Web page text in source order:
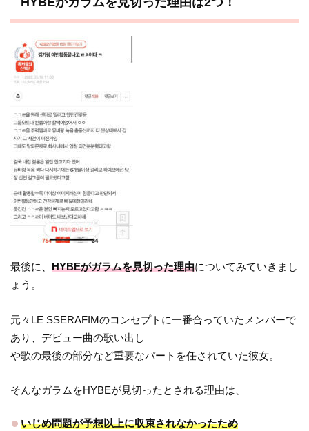
最後に、HYBEがガラムを見切った理由についてみていきまし
ょう。
元々LE SSERAFIMのコンセプトに一番合っていたメンバーで
あり、デビュー曲の歌い出し
や歌の最後の部分など重要なパートを任されていた彼女。
そんなガラムをHYBEが見切ったとされる理由は、
いじめ問題が予想以上に収束されなかったため